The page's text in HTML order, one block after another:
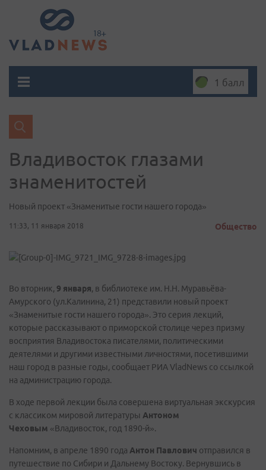
1 балл
Владивосток глазами
знаменитостей
Новый проект «Знаменитые гости нашего города»
11:33, 11 января 2018 Общество
Во вторник, 9 января, в библиотеке им. Н.Н. Муравьёва-
Амурского (ул.Калинина, 21) представили новый проект
«Знаменитые гости нашего города». Это серия лекций,
которые рассказывают о приморской столице через призму
восприятия Владивостока писателями, политическими
деятелями и другими известными личностями, посетившими
наш город в разные годы, сообщает РИА VladNews со ссылкой
на администрацию города.
В ходе первой лекции была совершена виртуальная экскурсия
с классиком мировой литературы Антоном
Чеховым «Владивосток, год 1890-й».
Напомним, в апреле 1890 года Антон Павлович отправился в
путешествие по Сибири и Дальнему Востоку. Вернувшись в